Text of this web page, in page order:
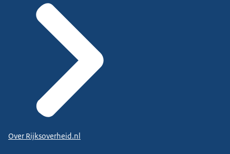
Over Rijksoverheid.nl